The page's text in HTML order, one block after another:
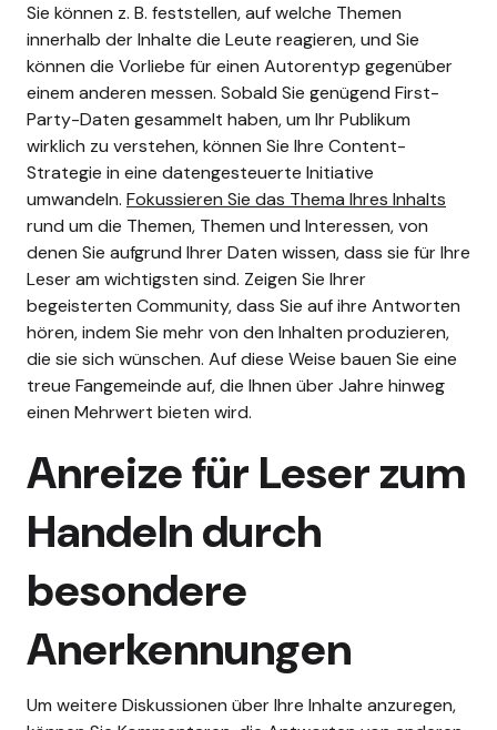
Sie können z. B. feststellen, auf welche Themen
innerhalb der Inhalte die Leute reagieren, und Sie
können die Vorliebe für einen Autorentyp gegenüber
einem anderen messen. Sobald Sie genügend First-
Party-Daten gesammelt haben, um Ihr Publikum
wirklich zu verstehen, können Sie Ihre Content-
Strategie in eine datengesteuerte Initiative
umwandeln. Fokussieren Sie das Thema Ihres Inhalts
rund um die Themen, Themen und Interessen, von
denen Sie aufgrund Ihrer Daten wissen, dass sie für Ihre
Leser am wichtigsten sind. Zeigen Sie Ihrer
begeisterten Community, dass Sie auf ihre Antworten
hören, indem Sie mehr von den Inhalten produzieren,
die sie sich wünschen. Auf diese Weise bauen Sie eine
treue Fangemeinde auf, die Ihnen über Jahre hinweg
einen Mehrwert bieten wird.
Anreize für Leser zum
Handeln durch
besondere
Anerkennungen
Um weitere Diskussionen über Ihre Inhalte anzuregen,